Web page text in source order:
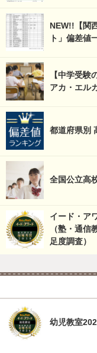
NEW!!【関
ト」偏差値
【中学受
アカ・エル
都道府県別
全国公立高
イード・ア
（塾・通
足度調査）
幼児教室